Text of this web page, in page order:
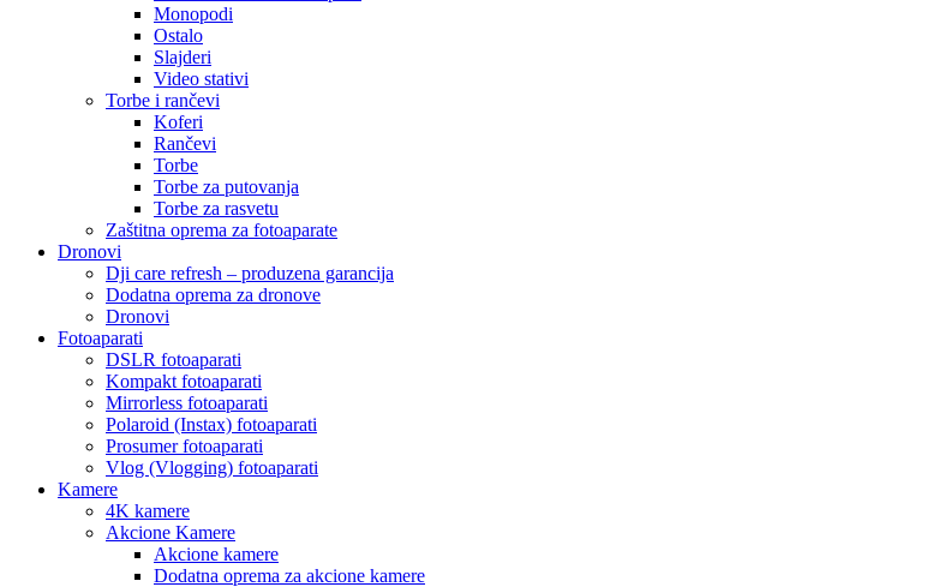
Monopodi
Ostalo
Slajderi
Video stativi
Torbe i rančevi
Koferi
Rančevi
Torbe
Torbe za putovanja
Torbe za rasvetu
Zaštitna oprema za fotoaparate
Dronovi
Dji care refresh – produzena garancija
Dodatna oprema za dronove
Dronovi
Fotoaparati
DSLR fotoaparati
Kompakt fotoaparati
Mirrorless fotoaparati
Polaroid (Instax) fotoaparati
Prosumer fotoaparati
Vlog (Vlogging) fotoaparati
Kamere
4K kamere
Akcione Kamere
Akcione kamere
Dodatna oprema za akcione kamere